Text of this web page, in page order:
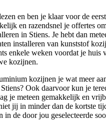
en ben je klaar voor de
en razendsnel je offertes
in Stiens. Je hebt dan
installeren van kunststof
enkele weken voordat je huis
kozijnen.
kozijnen je wat meer
Ook daarvoor kun je
je meteen gemakkelijk en
jij in minder dan de kortste
in de door jou geselecteerde